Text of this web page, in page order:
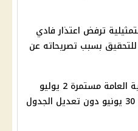
ترفض اعتذار فادي
بسبب تصريحاته عن
امتحانات الثانوية العامة مستمرة 2 يوليو